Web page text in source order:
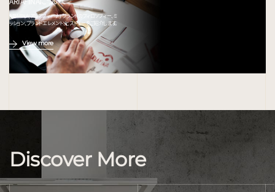
ARIAFINA(アリアフィーナ) ブランドのフィロソフィー、ミ
ッション、ブランドエレメント、ヒストリーをご紹介します。
View more
Discover More